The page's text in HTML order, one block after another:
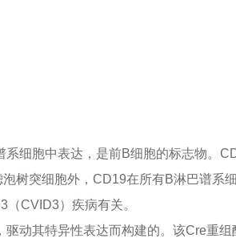
细胞中表达，是前B细胞的标志物。
树突细胞外，CD19在所有B淋巴谱系
CVID3）疾病有关。
动其特异性表达而构建的。该Cre重